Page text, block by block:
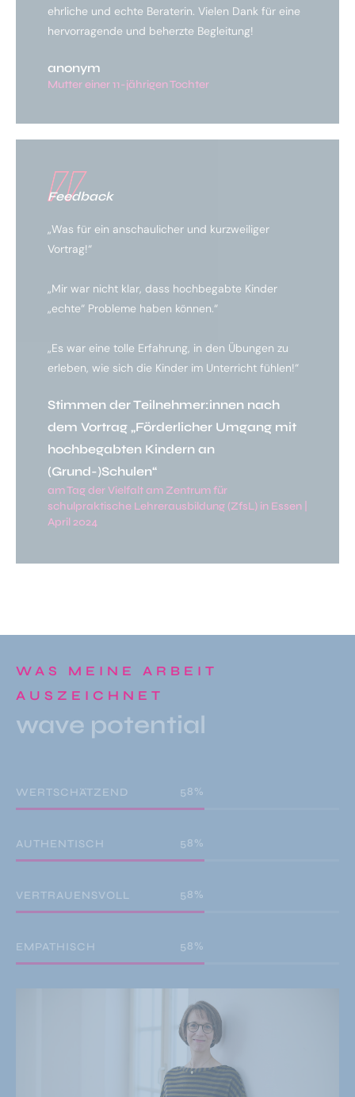
ehrliche und echte Beraterin. Vielen Dank für eine
hervorragende und beherzte Begleitung!
anonym
Mutter einer 11-jährigen Tochter
Feedback
„Was für ein anschaulicher und kurzweiliger
Vortrag!“
„Mir war nicht klar, dass hochbegabte Kinder
„echte“ Probleme haben können.“
„Es war eine tolle Erfahrung, in den Übungen zu
erleben, wie sich die Kinder im Unterricht fühlen!“
Stimmen der Teilnehmer:innen nach
dem Vortrag „Förderlicher Umgang mit
hochbegabten Kindern an
(Grund-)Schulen“
am Tag der Vielfalt am Zentrum für
schulpraktische Lehrerausbildung (ZfsL) in Essen |
April 2024
WAS MEINE ARBEIT
AUSZEICHNET
wave potential
WERTSCHÄTZEND
AUTHENTISCH
VERTRAUENSVOLL
EMPATHISCH